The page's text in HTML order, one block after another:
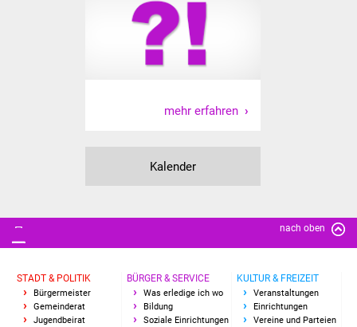
Ukraine-Hilfe
Wohnen
Bauen in Süßen
Wirtschaftsförderung
Gewerbeimmobilien
mehr erfahren
Kalender
nach oben
STADT & POLITIK
Bürgermeister
Gemeinderat
Jugendbeirat
BÜRGER & SERVICE
Was erledige ich wo
Bildung
Soziale Einrichtungen
KULTUR & FREIZEIT
Veranstaltungen
Einrichtungen
Vereine und Parteien